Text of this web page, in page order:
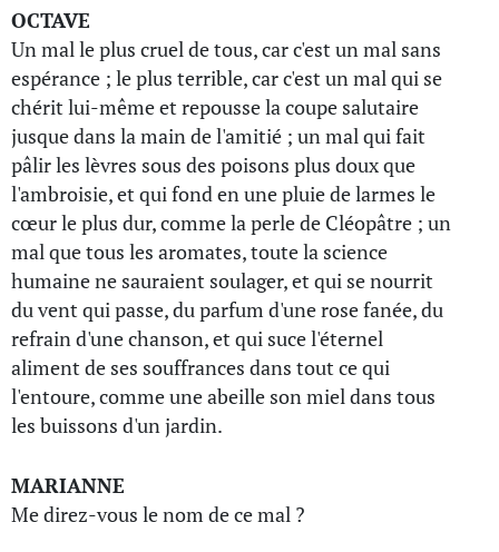
OCTAVE
Un mal le plus cruel de tous, car c'est un mal sans
espérance ; le plus terrible, car c'est un mal qui se
chérit lui-même et repousse la coupe salutaire
jusque dans la main de l'amitié ; un mal qui fait
pâlir les lèvres sous des poisons plus doux que
l'ambroisie, et qui fond en une pluie de larmes le
cœur le plus dur, comme la perle de Cléopâtre ; un
mal que tous les aromates, toute la science
humaine ne sauraient soulager, et qui se nourrit
du vent qui passe, du parfum d'une rose fanée, du
refrain d'une chanson, et qui suce l'éternel
aliment de ses souffrances dans tout ce qui
l'entoure, comme une abeille son miel dans tous
les buissons d'un jardin.
MARIANNE
Me direz-vous le nom de ce mal ?